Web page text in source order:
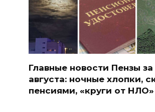
Главные новости Пензы за
августа: ночные хлопки,
пенсиями, «круги от НЛО»